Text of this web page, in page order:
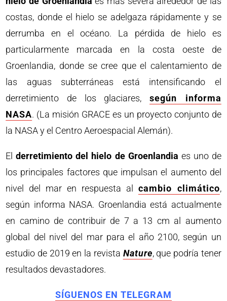
costas, donde el hielo se adelgaza rápidamente y se
derrumba en el océano. La pérdida de hielo es
particularmente marcada en la costa oeste de
Groenlandia, donde se cree que el calentamiento de
las aguas subterráneas está intensificando el
derretimiento de los glaciares,según informa
NASA. (La misión GRACE es un proyecto conjunto de
la NASA y el Centro Aeroespacial Alemán).
Elderretimiento del hielo de Groenlandia es uno de
los principales factores que impulsan el aumento del
nivel del mar en respuesta al cambio climático,
según informa NASA. Groenlandia está actualmente
en camino de contribuir de 7 a 13 cm al aumento
global del nivel del mar para el año 2100, según un
estudio de 2019 en la revista Nature, que podría tener
resultados devastadores.
SÍGUENOS EN TELEGRAM